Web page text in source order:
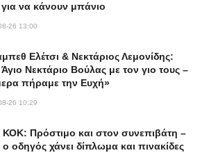
για να κάνουν μπάνιο
26 13:00
Ελέτσι & Νεκτάριος Λεμονίδης:
Νεκτάριο Βούλας με τον γιο τους –
πήραμε την Ευχή»
26 10:29
ΚΟΚ: Πρόστιμο και στον συνεπιβάτη –
ο οδηγός χάνει δίπλωμα και πινακίδες